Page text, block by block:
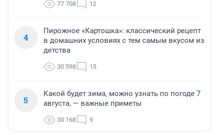
77 708 12
4
Пирожное «Картошка»: классический рецепт
в домашних условиях с тем самым вкусом из
детства
30 598 15
5
Какой будет зима, можно узнать по погоде 7
августа, — важные приметы
30 168 9